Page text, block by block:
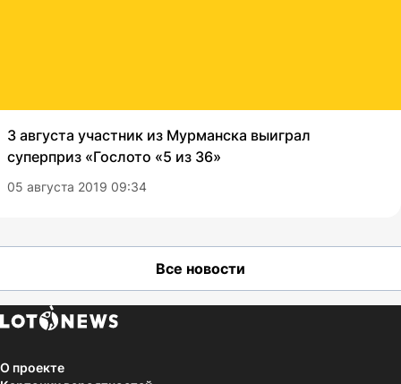
3 августа участник из Мурманска выиграл
суперприз «Гослото «5 из 36»
05 августа 2019 09:34
Все новости
О проекте